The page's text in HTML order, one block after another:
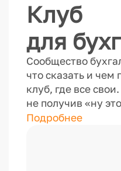
Клуб
для
Сообщество
что сказать и
клуб, где все
не получив «ну
Подробнее